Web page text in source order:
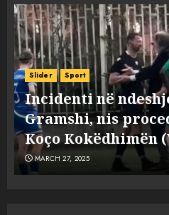
Slider Sport
Incidenti në
Gramshi, nis
Koço Kokëdhimën
MARCH 27, 2025
5
MARCH 25,
1
pasuri
JULY 24,